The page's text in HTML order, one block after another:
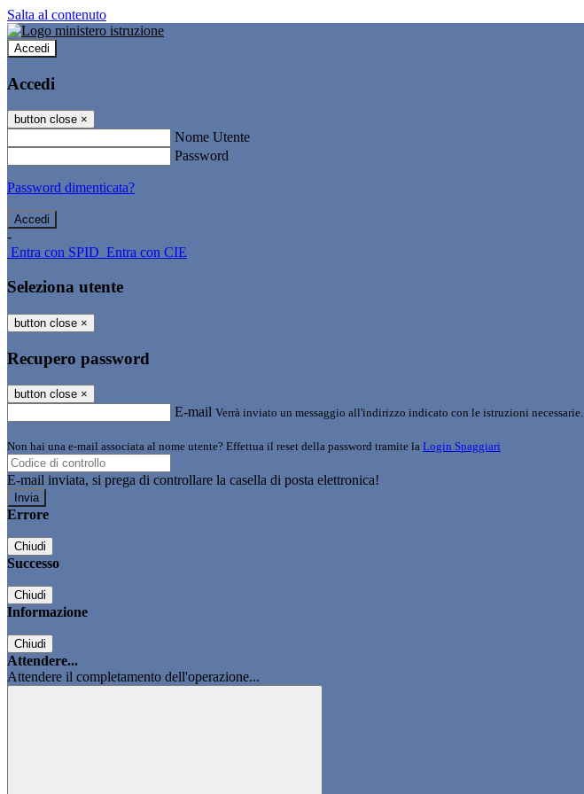
Salta al contenuto
Accedi
Accedi
button close ×
Nome Utente
Password
Password dimenticata?
-
Entra con SPID Entra con CIE
Seleziona utente
button close ×
Recupero password
button close ×
E-mail Verrà inviato un messaggio all'indirizzo indicato con le istruzioni necessarie.
Non hai una e-mail associata al nome utente? Effettua il reset della password tramite la Login Spaggiari
E-mail inviata, si prega di controllare la casella di posta elettronica!
Errore
Chiudi
Successo
Chiudi
Informazione
Chiudi
Attendere...
Attendere il completamento dell'operazione...